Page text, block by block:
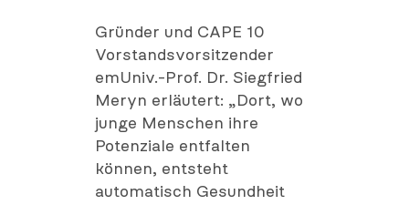
Gründer und CAPE 10
Vorstandsvorsitzender
emUniv.-Prof. Dr. Siegfried
Meryn erläutert: „Dort, wo
junge Menschen ihre
Potenziale entfalten
können, entsteht
automatisch Gesundheit